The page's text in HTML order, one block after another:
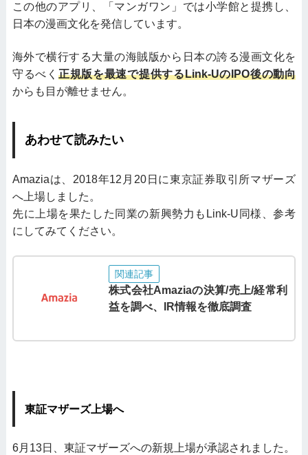
この他のアプリ、「マンガワン」では小学館と提携し、
日本の漫画文化を発信しています。
海外で横行する大量の海賊版から日本の誇る漫画文化を
守るべく 正規版を最速で提供するLink-UのIPO後の動向
からも目が離せません。
あわせて読みたい
Amaziaは、2018年12月20日に東京証券取引所マザーズ
へ上場しました。
先に上場を果たした同業の新興勢力もLink-U同様、参考
にしてみてください。
関連記事
株式会社Amaziaの決算/売上/経常利
益を調べ、IR情報を徹底調査
東証マザーズ上場へ
6月13日、東証マザーズへの新規上場が承認されました。